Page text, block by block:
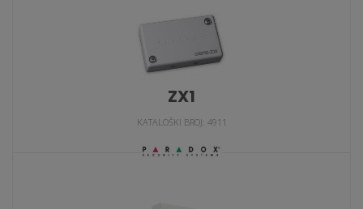
PS45
KATALOŠKI BROJ: 6861
ZX1
KATALOŠKI BROJ: 4911